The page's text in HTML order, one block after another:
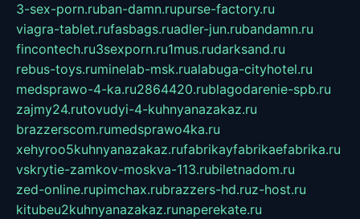
3-sex-porn.ruban-damn.rupurse-factory.ru
viagra-tablet.rufasbags.ruadler-jun.rubandamn.ru
fincontech.ru3sexporn.ru1mus.rudarksand.ru
rebus-toys.ruminelab-msk.rualabuga-cityhotel.ru
medsprawo-4-ka.ru2864420.rublagodarenie-spb.ru
zajmy24.rutovudyi-4-kuhnyanazakaz.ru
brazzerscom.rumedsprawo4ka.ru
xehyroo5kuhnyanazakaz.rufabrikayfabrikaefabrika.ru
vskrytie-zamkov-moskva-113.rubiletnadom.ru
zed-online.rupimchax.rubrazzers-hd.ruz-host.ru
kitubeu2kuhnyanazakaz.runaperekate.ru